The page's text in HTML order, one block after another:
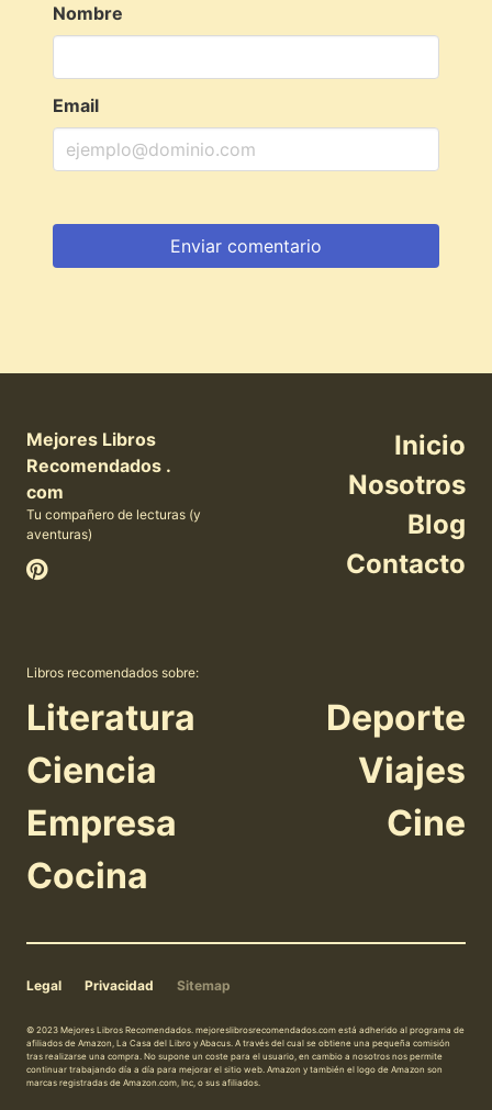
Nombre
Email
Mejores Libros
Recomendados .
com
Tu compañero de lecturas (y
aventuras)
Inicio
Nosotros
Blog
Contacto
Libros recomendados sobre:
Literatura
Ciencia
Empresa
Cocina
Deporte
Viajes
Cine
Legal Privacidad Sitemap
© 2023 Mejores Libros Recomendados. mejoreslibrosrecomendados.com está adherido al programa de
afiliados de Amazon, La Casa del Libro y Abacus. A través del cual se obtiene una pequeña comisión
tras realizarse una compra. No supone un coste para el usuario, en cambio a nosotros nos permite
continuar trabajando día a día para mejorar el sitio web. Amazon y también el logo de Amazon son
marcas registradas de Amazon.com, Inc, o sus afiliados.